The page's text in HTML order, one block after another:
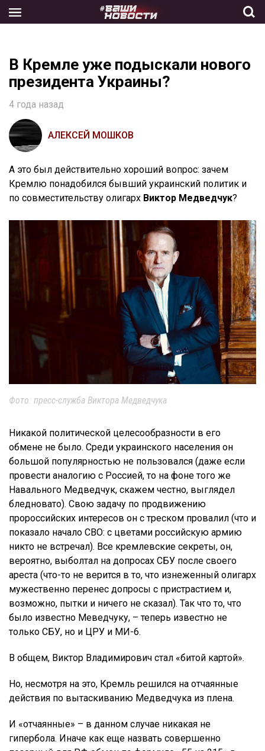
the
В Кремле уже подыскали нового
президента Украины?
4 года назад
АЛЕКСЕЙ МОШКОВ
А это был действительно хороший вопрос: зачем
Кремлю понадобился бывший украинский политик и
по совместительству олигарх Виктор Медведчук?
Фото: пресс-служба Виктора Медведчука
Никакой политической целесообразности в его
обмене не было. Среди украинского населения он
большой популярностью не пользовался (даже если
провести аналогию с Россией, то на фоне того же
Навального Медведчук, скажем честно, выглядел
бледновато). Свою задачу по продвижению
пророссийских интересов он с треском провалил (что и
показало начало СВО: с цветами российскую армию
никто не встречал). Все кремлевские секреты, он,
вероятно, выболтал на допросах СБУ после своего
ареста (что-то не верится в то, что изнеженный олигарх
мужественно перенес допросы с пристрастием и,
возможно, пытки и ничего не сказал). Так что то, что
было известно Меведчуку, – теперь известно не
только СБУ, но и ЦРУ и МИ-6.
В общем, Виктор Владимирович стал «битой картой».
Но, несмотря на это, Кремль решился на отчаянные
действия по вытаскиванию Медведчука из плена.
И «отчаянные» – в данном случае никакая не
гипербола. Иначе как еще назвать совершенно